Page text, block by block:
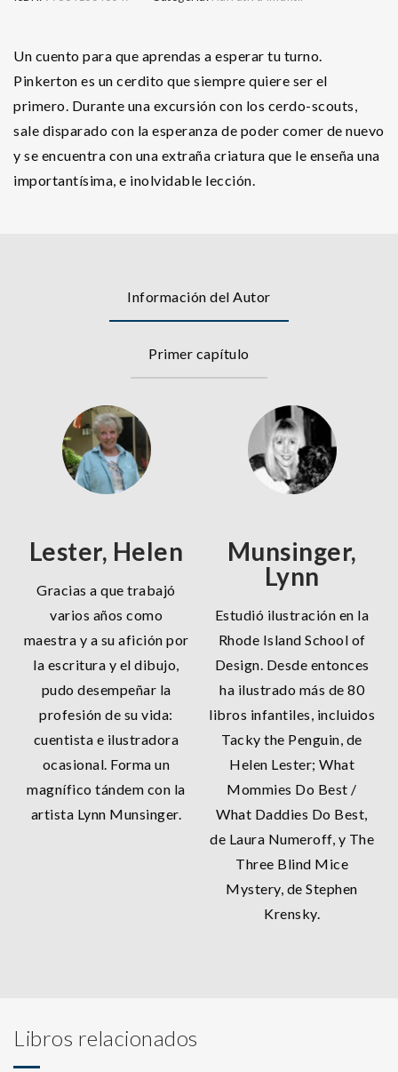
Un cuento para que aprendas a esperar tu turno.
Pinkerton es un cerdito que siempre quiere ser el
primero. Durante una excursión con los cerdo-scouts,
sale disparado con la esperanza de poder comer de nuevo
y se encuentra con una extraña criatura que le enseña una
importantísima, e inolvidable lección.
Información del Autor
Primer capítulo
Lester, Helen
Gracias a que trabajó
varios años como
maestra y a su afición por
la escritura y el dibujo,
pudo desempeñar la
profesión de su vida:
cuentista e ilustradora
ocasional. Forma un
magnífico tándem con la
artista Lynn Munsinger.
Munsinger,
Lynn
Estudió ilustración en la
Rhode Island School of
Design. Desde entonces
ha ilustrado más de 80
libros infantiles, incluidos
Tacky the Penguin, de
Helen Lester; What
Mommies Do Best /
What Daddies Do Best,
de Laura Numeroff, y The
Three Blind Mice
Mystery, de Stephen
Krensky.
Libros relacionados